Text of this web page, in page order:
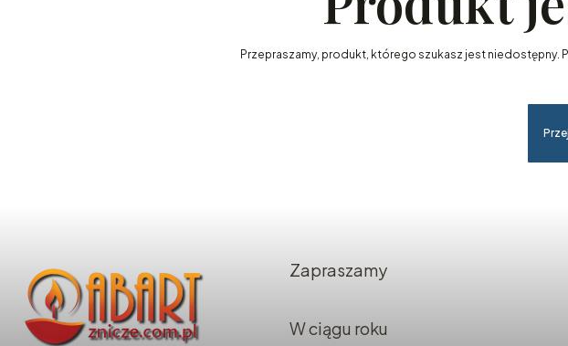
Przepraszamy, produkt, którego szukasz jest niedostępny.
Zapraszamy
W ciągu roku